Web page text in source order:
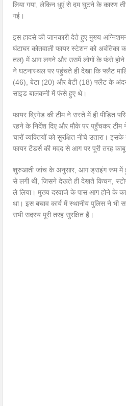
लिया गया, लेकिन धुएं से दम घुटने के कारण
गई।
इस हादसे की जानकारी देते हुए मुख्य
घंटाघर कोतवाली फायर स्टेशन को अवंतिका
तल) में आग लगने और उसमें लोगों के फंसे होने
ने घटनास्थल पर पहुंचते ही देखा कि फ्लैट
(46), बेटा (20) और बेटी (18) फ्लैट के
साइड बालकनी में फंसे हुए थे।
फायर ब्रिगेड की टीम ने रास्ते में ही पीड़ित
रहने के निर्देश दिए और मौके पर पहुँचकर
चारों व्यक्तियों को सुरक्षित नीचे उतारा।
फायर टेंडर्स की मदद से आग पर पूरी तरह काबू
शुरुआती जांच के अनुसार, आग ड्राइंग रूम में
से लगी थी, जिसने देखते ही देखते किचन,
ले लिया। मुख्य दरवाजे के पास आग होने के
था। इस बचाव कार्य में स्थानीय पुलिस ने भी
सभी सदस्य पूरी तरह सुरक्षित हैं।